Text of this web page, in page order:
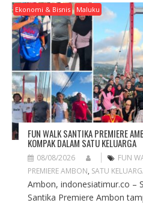
G
A
T
N
Ekonomi & Bisnis Maluku
FUN WALK SANTIKA PREMIERE
KOMPAK DALAM SATU KELUARGA
08/08/2026 FUN
PREMIERE AMBON, SATU
Ambon, indonesiatimur.co –
Santika Premiere Ambon